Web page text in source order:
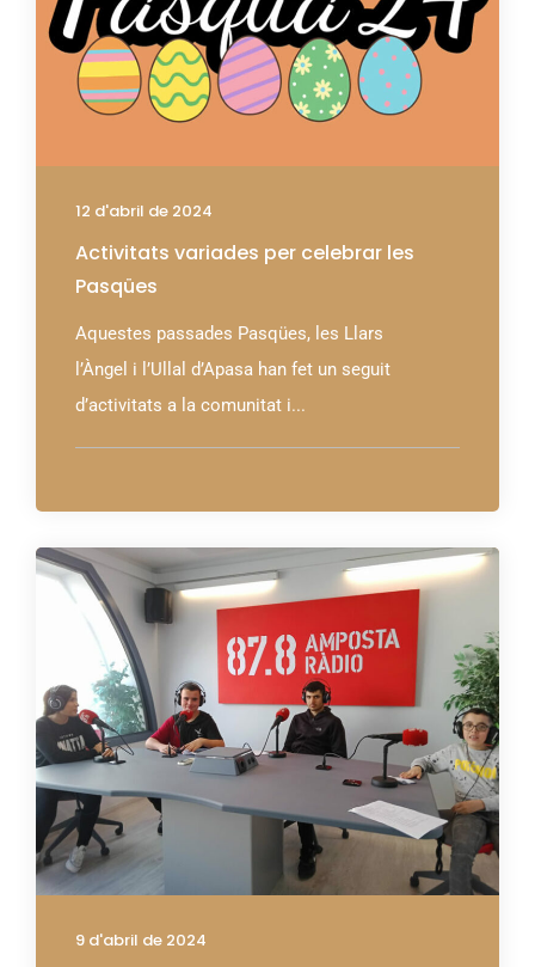
12 d'abril de 2024
Activitats variades per celebrar les
Pasqües
Aquestes passades Pasqües, les Llars
l’Àngel i l’Ullal d’Apasa han fet un seguit
d’activitats a la comunitat i...
9 d'abril de 2024